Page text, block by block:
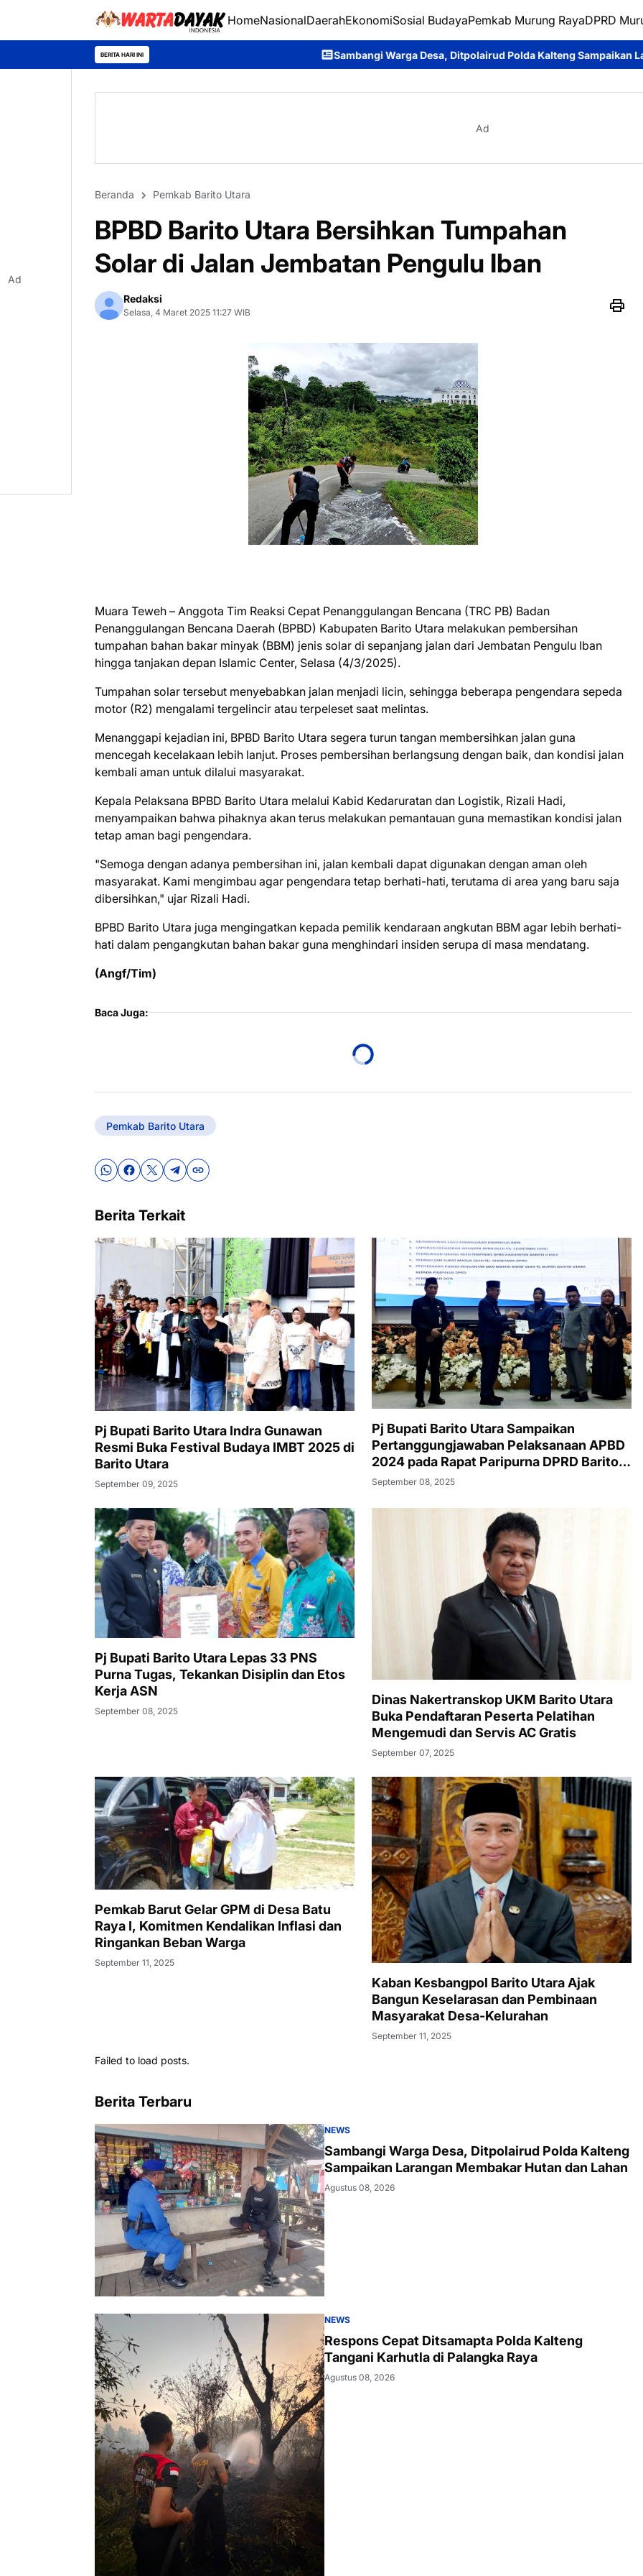
HomeNasionalDaerahEkonomiSosial BudayaPemkab Murung RayaDPRD
BERITA HARI INI Sambangi Warga Desa, Ditpolairud Polda Kalteng Sampaikan Larangan Membakar
Ad
Beranda Pemkab Barito Utara
BPBD Barito Utara Bersihkan Tumpahan
Solar di Jalan Jembatan Pengulu Iban
Redaksi
Selasa, 4 Maret 2025 11:27 WIB
Muara Teweh – Anggota Tim Reaksi Cepat Penanggulangan Bencana (TRC PB) Badan
Penanggulangan Bencana Daerah (BPBD) Kabupaten Barito Utara melakukan pembersihan
tumpahan bahan bakar minyak (BBM) jenis solar di sepanjang jalan dari Jembatan Pengulu Iban
hingga tanjakan depan Islamic Center, Selasa (4/3/2025).
Tumpahan solar tersebut menyebabkan jalan menjadi licin, sehingga beberapa pengendara sepeda
motor (R2) mengalami tergelincir atau terpeleset saat melintas.
Menanggapi kejadian ini, BPBD Barito Utara segera turun tangan membersihkan jalan guna
mencegah kecelakaan lebih lanjut. Proses pembersihan berlangsung dengan baik, dan kondisi jalan
kembali aman untuk dilalui masyarakat.
Kepala Pelaksana BPBD Barito Utara melalui Kabid Kedaruratan dan Logistik, Rizali Hadi,
menyampaikan bahwa pihaknya akan terus melakukan pemantauan guna memastikan kondisi jalan
tetap aman bagi pengendara.
"Semoga dengan adanya pembersihan ini, jalan kembali dapat digunakan dengan aman oleh
masyarakat. Kami mengimbau agar pengendara tetap berhati-hati, terutama di area yang baru saja
dibersihkan," ujar Rizali Hadi.
BPBD Barito Utara juga mengingatkan kepada pemilik kendaraan angkutan BBM agar lebih berhati-
hati dalam pengangkutan bahan bakar guna menghindari insiden serupa di masa mendatang.
(Angf/Tim)
Baca Juga:
Pemkab Barito Utara
Berita Terkait
Pj Bupati Barito Utara Indra Gunawan
Resmi Buka Festival Budaya IMBT 2025 di
Barito Utara
September 09, 2025
Pj Bupati Barito Utara Sampaikan
Pertanggungjawaban Pelaksanaan APBD
2024 pada Rapat Paripurna DPRD Barito
Utara
September 08, 2025
Pj Bupati Barito Utara Lepas 33 PNS
Purna Tugas, Tekankan Disiplin dan Etos
Kerja ASN
September 08, 2025
Dinas Nakertranskop UKM Barito Utara
Buka Pendaftaran Peserta Pelatihan
Mengemudi dan Servis AC Gratis
September 07, 2025
Pemkab Barut Gelar GPM di Desa Batu
Raya I, Komitmen Kendalikan Inflasi dan
Ringankan Beban Warga
September 11, 2025
Kaban Kesbangpol Barito Utara Ajak
Bangun Keselarasan dan Pembinaan
Masyarakat Desa-Kelurahan
September 11, 2025
Failed to load posts.
Berita Terbaru
NEWS
Sambangi Warga Desa, Ditpolairud Polda Kalteng
Sampaikan Larangan Membakar Hutan dan Lahan
Agustus 08, 2026
NEWS
Respons Cepat Ditsamapta Polda Kalteng
Tangani Karhutla di Palangka Raya
Agustus 08, 2026
Ad